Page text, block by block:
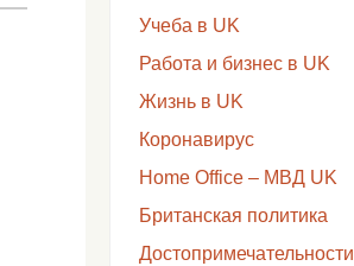
Учеба в UK
Работа и бизнес в UK
Жизнь в UK
Коронавирус
Home Office – МВД UK
Британская политика
Достопримечательности